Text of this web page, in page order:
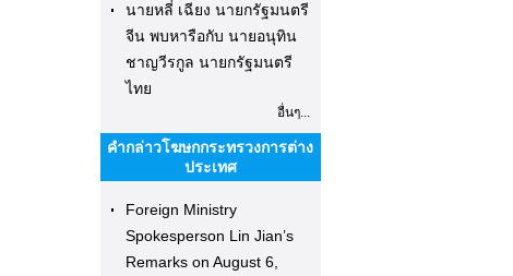
นายหลี่ เฉียง นายกรัฐมนตรี
จีน พบหารือกับ นายอนุทิน
ชาญวีรกูล นายกรัฐมนตรี
ไทย
อื่นๆ...
คำกล่าวโฆษกกระทรวงการต่าง
ประเทศ
Foreign Ministry
Spokesperson Lin Jian’s
Remarks on August 6,